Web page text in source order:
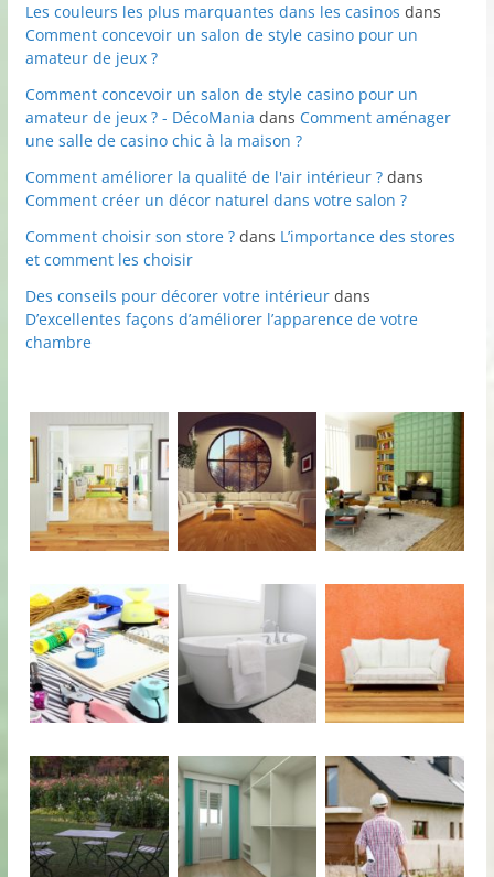
Les couleurs les plus marquantes dans les casinos dans
Comment concevoir un salon de style casino pour un
amateur de jeux ?
Comment concevoir un salon de style casino pour un
amateur de jeux ? - DécoMania dans Comment aménager
une salle de casino chic à la maison ?
Comment améliorer la qualité de l'air intérieur ?dans
Comment créer un décor naturel dans votre salon ?
Comment choisir son store ?dans L’importance des stores
et comment les choisir
Des conseils pour décorer votre intérieurdans
D’excellentes façons d’améliorer l’apparence de votre
chambre